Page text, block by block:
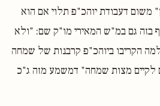
משום דעבודת יוהכ"פ תלוי אם הוא
בזה גם במ"ש המאירי מו"ק שם: "ולא
הקריבו ביוהכ"פ קרבנות של שמחה
לקיים מצות שמחה" דמשמע מזה ג"כ